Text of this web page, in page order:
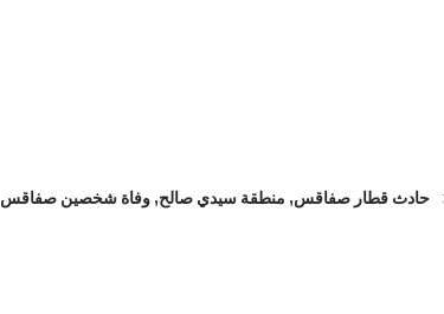
حادث قطار صفاقس, منطقة سيدي صالح, وفاة شخصين صفاقس